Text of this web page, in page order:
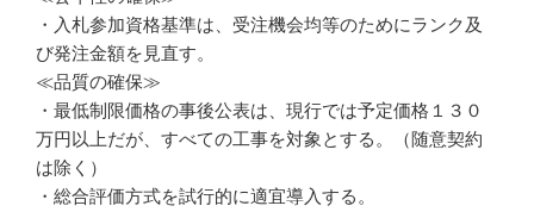
・入札参加資格基準は、受注機会均等のためにランク及
び発注金額を見直す。
≪品質の確保≫
・最低制限価格の事後公表は、現行では予定価格１３０
万円以上だが、すべての工事を対象とする。（随意契約
は除く）
・総合評価方式を試行的に適宜導入する。